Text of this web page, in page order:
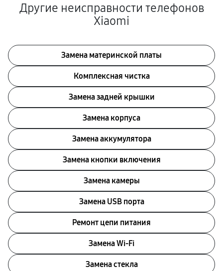
Другие неисправности телефонов
Xiaomi
Замена материнской платы
Комплексная чистка
Замена задней крышки
Замена корпуса
Замена аккумулятора
Замена кнопки включения
Замена камеры
Замена USB порта
Ремонт цепи питания
Замена Wi-Fi
Замена стекла